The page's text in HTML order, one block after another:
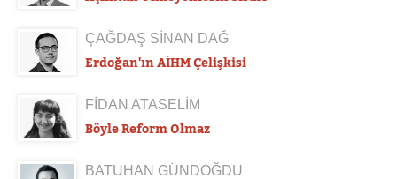
ÇAĞDAŞ SİNAN DAĞ
Erdoğan'ın AİHM Çelişkisi
FİDAN ATASELİM
Böyle Reform Olmaz
BATUHAN GÜNDOĞDU